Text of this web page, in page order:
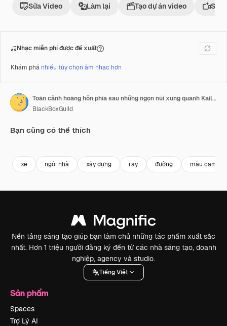
Sửa Video Làm lại Tạo dự án video Sử
Nhạc miễn phí được đề xuất
Khám phá nhiều tùy chọn âm nhạc hơn
Toàn cảnh hoàng hôn phía sau những ngọn núi xung quanh Kailua ở Hawaii
BlackBoxGuild
Bạn cũng có thể thích
xe ngôi nhà xây dựng ray đường màu cam
Nền tảng sáng tạo giúp bạn làm chủ những tác phẩm xuất sắc
nhất. Hơn 1 triệu người đăng ký đến từ các nhà sáng tạo, doanh
nghiệp, agency và studio.
Tiếng Việt
Sản phẩm
Spaces
Trợ Lý AI